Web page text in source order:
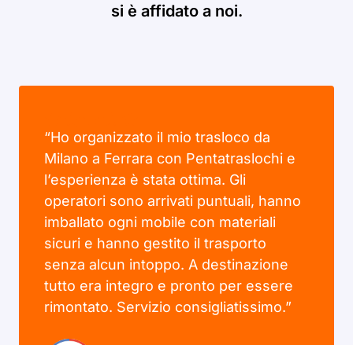
si è affidato a noi.
“Ho organizzato il mio trasloco da
Milano a Ferrara con Pentatraslochi e
l’esperienza è stata ottima. Gli
operatori sono arrivati puntuali, hanno
imballato ogni mobile con materiali
sicuri e hanno gestito il trasporto
senza alcun intoppo. A destinazione
tutto era integro e pronto per essere
rimontato. Servizio consigliatissimo.”